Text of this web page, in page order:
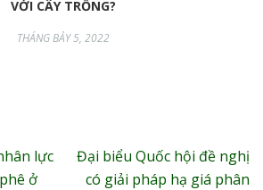
VỚI CÂY TRỒNG?
THÁNG BẢY 5, 2022
lực
ở
Đại biểu Quốc hội đề nghị
có giải pháp hạ giá phân